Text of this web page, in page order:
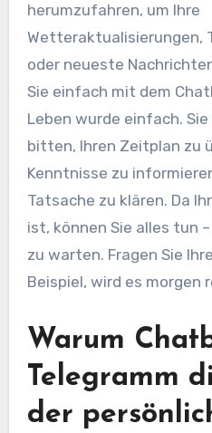
herumzufahren, um Ihre
Wetteraktualisierungen,
oder neueste
Sie einfach mit dem
Leben wurde einfach.
bitten, Ihren Zeitplan zu
Kenntnisse zu
Tatsache zu klären. Da
ist, können Sie alles tun
zu warten. Fragen Sie
Beispiel, wird es morgen
Warum
Telegramm
der